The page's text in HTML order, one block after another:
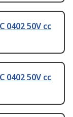
0402 50V cc
0402 50V cc